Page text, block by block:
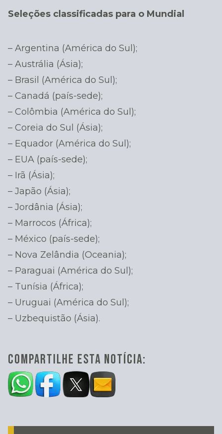
Seleções classificadas para o Mundial
– Argentina (América do Sul);
– Austrália (Ásia);
– Brasil (América do Sul);
– Canadá (país-sede);
– Colômbia (América do Sul);
– Coreia do Sul (Ásia);
– Equador (América do Sul);
– EUA (país-sede);
– Irã (Ásia);
– Japão (Ásia);
– Jordânia (Ásia);
– Marrocos (África);
– México (país-sede);
– Nova Zelândia (Oceania);
– Paraguai (América do Sul);
– Tunísia (África);
– Uruguai (América do Sul);
– Uzbequistão (Ásia).
COMPARTILHE ESTA NOTÍCIA: